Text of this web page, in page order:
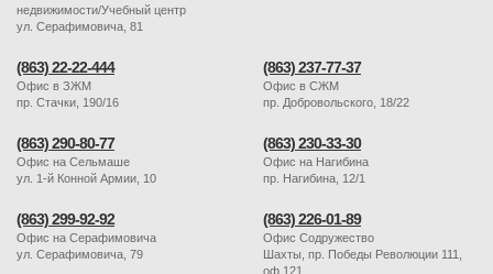
недвижимости/Учебный центр
ул. Серафимовича, 81
(863) 22-22-444
Офис в ЗЖМ
пр. Стачки, 190/16
(863) 237-77-37
Офис в СЖМ
пр. Добровольского, 18/22
(863) 290-80-77
Офис на Сельмаше
ул. 1-й Конной Армии, 10
(863) 230-33-30
Офис на Нагибина
пр. Нагибина, 12/1
(863) 299-92-92
Офис на Серафимовича
ул. Серафимовича, 79
(863) 226-01-89
Офис Содружество
Шахты, пр. Победы Революции 111,
оф.121